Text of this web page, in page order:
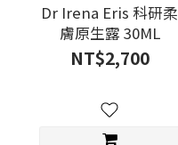
Dr Irena Eris 科研柔
膚原生露 30ML
NT$2,700